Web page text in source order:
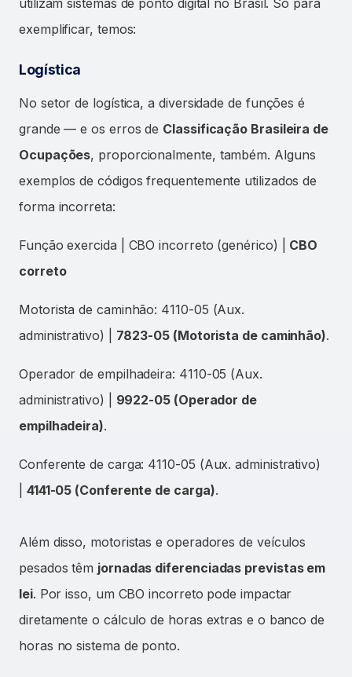
utilizam sistemas de ponto digital no Brasil. Só para
exemplificar, temos:
Logística
No setor de logística, a diversidade de funções é
grande — e os erros de Classificação Brasileira de
Ocupações, proporcionalmente, também. Alguns
exemplos de códigos frequentemente utilizados de
forma incorreta:
Função exercida | CBO incorreto (genérico) | CBO
correto
Motorista de caminhão: 4110-05 (Aux.
administrativo) | 7823-05 (Motorista de caminhão).
Operador de empilhadeira: 4110-05 (Aux.
administrativo) | 9922-05 (Operador de
empilhadeira).
Conferente de carga: 4110-05 (Aux. administrativo)
4141-05 (Conferente de carga).
Além disso, motoristas e operadores de veículos
pesados têm jornadas diferenciadas previstas em
lei. Por isso, um CBO incorreto pode impactar
diretamente o cálculo de horas extras e o banco de
horas no sistema de ponto.